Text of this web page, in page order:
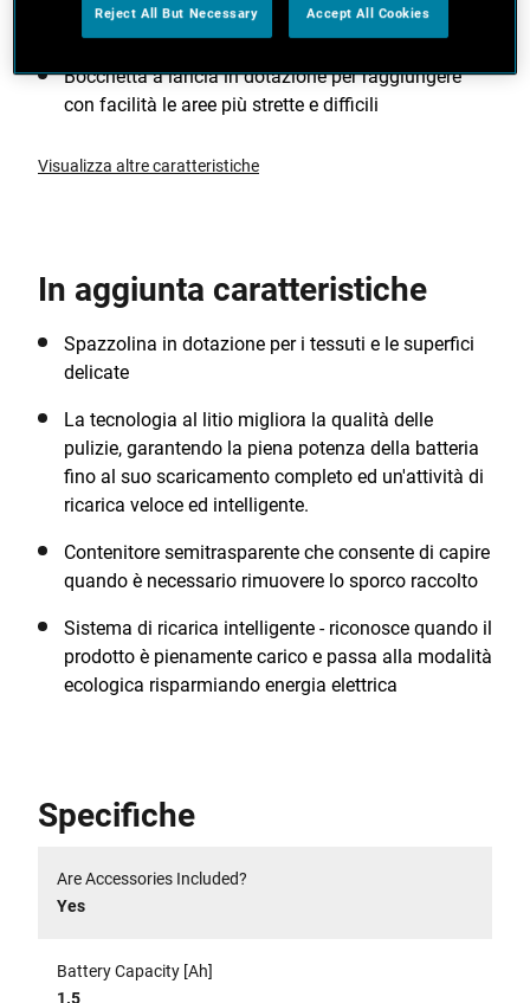
una pulizia più profonda
Bocchetta a lancia in dotazione per raggiungere
con facilità le aree più strette e difficili
Visualizza altre caratteristiche
In aggiunta caratteristiche
Spazzolina in dotazione per i tessuti e le superfici
delicate
La tecnologia al litio migliora la qualità delle
pulizie, garantendo la piena potenza della batteria
fino al suo scaricamento completo ed un'attività di
ricarica veloce ed intelligente.
Contenitore semitrasparente che consente di capire
quando è necessario rimuovere lo sporco raccolto
Sistema di ricarica intelligente - riconosce quando il
prodotto è pienamente carico e passa alla modalità
ecologica risparmiando energia elettrica
Specifiche
Are Accessories Included?
Yes
Battery Capacity [Ah]
1.5
Reject All But Necessary Accept All Cookies